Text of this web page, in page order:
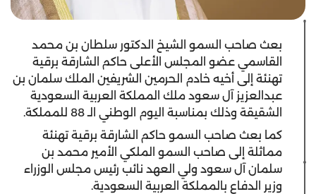
بعث صاحب السمو الشيخ الدكتور سلطان بن محمد
القاسمي عضو المجلس الأعلى حاكم الشارقة برقية
تهنئة إلى أخيه خادم الحرمين الشريفين الملك سلمان بن
عبدالعزيز آل سعود ملك المملكة العربية السعودية
الشقيقة وذلك بمناسبة اليوم الوطني الـ 88 للمملكة.
كما بعث صاحب السمو حاكم الشارقة برقية تهنئة
مماثلة إلى صاحب السمو الملكي الأمير محمد بن
سلمان آل سعود ولي العهد نائب رئيس مجلس الوزراء
وزير الدفاع بالمملكة العربية السعودية.